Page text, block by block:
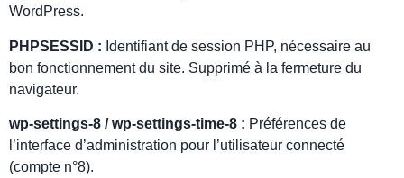
WordPress.
PHPSESSID : Identifiant de session PHP, nécessaire au
bon fonctionnement du site. Supprimé à la fermeture du
navigateur.
wp-settings-8 / wp-settings-time-8 : Préférences de
l’interface d’administration pour l’utilisateur connecté
(compte n°8).